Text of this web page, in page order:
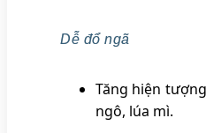
Dễ đổ ngã
Tăng hiện
ngô, lúa mì.